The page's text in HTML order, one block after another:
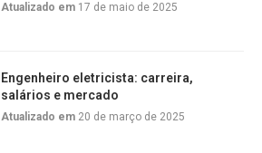
Atualizado em 17 de maio de 2025
Engenheiro eletricista: carreira,
salários e mercado
Atualizado em 20 de março de 2025